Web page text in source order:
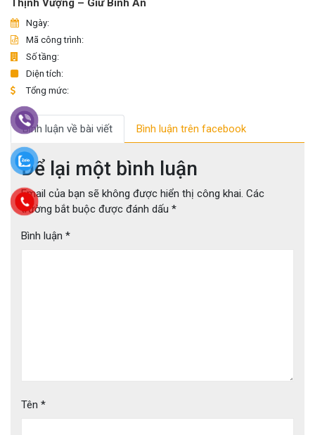
Thịnh Vượng – Giữ Bình An
Ngày:
Mã công trình:
Số tầng:
Diện tích:
Tổng mức:
Bình luận về bài viết Bình luận trên facebook
Để lại một bình luận
Email của bạn sẽ không được hiển thị công khai. Các
trường bắt buộc được đánh dấu *
Bình luận *
Tên *